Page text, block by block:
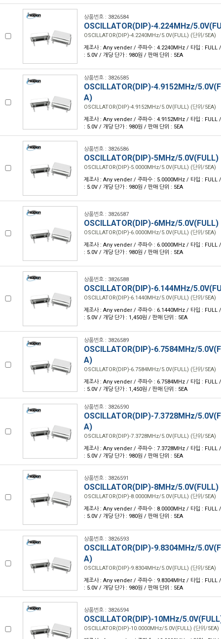
상품번호 : 3826584
OSCILLATOR(DIP)-4.224MHz/
OSCILLATOR(DIP)-4.2240MHz/5.0V(FULL) (단위/5EA)
제조사 : Any vender / 주파수 : 4.2240MHz / 타입 : FULL
: 5.0V / 개당 단가 : 980원 / 판매 단위 : 5EA
상품번호 : 3826585
OSCILLATOR(DIP)-4.9152MHz/
A)
OSCILLATOR(DIP)-4.9152MHz/5.0V(FULL) (단위/5EA)
제조사 : Any vender / 주파수 : 4.9152MHz / 타입 : FULL
: 5.0V / 개당 단가 : 980원 / 판매 단위 : 5EA
상품번호 : 3826586
OSCILLATOR(DIP)-5MHz/5.0V(FULL)
OSCILLATOR(DIP)-5.0000MHz/5.0V(FULL) (단위/5EA)
제조사 : Any vender / 주파수 : 5.0000MHz / 타입 : FULL
: 5.0V / 개당 단가 : 980원 / 판매 단위 : 5EA
상품번호 : 3826587
OSCILLATOR(DIP)-6MHz/5.0V(FULL)
OSCILLATOR(DIP)-6.0000MHz/5.0V(FULL) (단위/5EA)
제조사 : Any vender / 주파수 : 6.0000MHz / 타입 : FULL
: 5.0V / 개당 단가 : 980원 / 판매 단위 : 5EA
상품번호 : 3826588
OSCILLATOR(DIP)-6.144MHz/
OSCILLATOR(DIP)-6.1440MHz/5.0V(FULL) (단위/5EA)
제조사 : Any vender / 주파수 : 6.1440MHz / 타입 : FULL
: 5.0V / 개당 단가 : 1,450원 / 판매 단위 : 5EA
상품번호 : 3826589
OSCILLATOR(DIP)-6.7584MHz/
A)
OSCILLATOR(DIP)-6.7584MHz/5.0V(FULL) (단위/5EA)
제조사 : Any vender / 주파수 : 6.7584MHz / 타입 : FULL
: 5.0V / 개당 단가 : 1,450원 / 판매 단위 : 5EA
상품번호 : 3826590
OSCILLATOR(DIP)-7.3728MHz/
A)
OSCILLATOR(DIP)-7.3728MHz/5.0V(FULL) (단위/5EA)
제조사 : Any vender / 주파수 : 7.3728MHz / 타입 : FULL
: 5.0V / 개당 단가 : 980원 / 판매 단위 : 5EA
상품번호 : 3826591
OSCILLATOR(DIP)-8MHz/5.0V(FULL)
OSCILLATOR(DIP)-8.0000MHz/5.0V(FULL) (단위/5EA)
제조사 : Any vender / 주파수 : 8.0000MHz / 타입 : FULL
: 5.0V / 개당 단가 : 980원 / 판매 단위 : 5EA
상품번호 : 3826593
OSCILLATOR(DIP)-9.8304MHz/
A)
OSCILLATOR(DIP)-9.8304MHz/5.0V(FULL) (단위/5EA)
제조사 : Any vender / 주파수 : 9.8304MHz / 타입 : FULL
: 5.0V / 개당 단가 : 980원 / 판매 단위 : 5EA
상품번호 : 3826594
OSCILLATOR(DIP)-10MHz/
OSCILLATOR(DIP)-10.0000MHz/5.0V(FULL) (단위/5EA)